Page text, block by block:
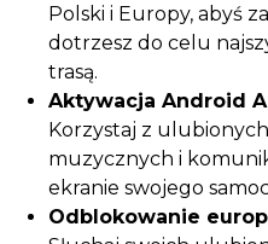
Polski i Europy, abyś
dotrzesz do celu
trasą.
Aktywacja Android
Korzystaj z
muzycznych i
ekranie swojego
Odblokowanie